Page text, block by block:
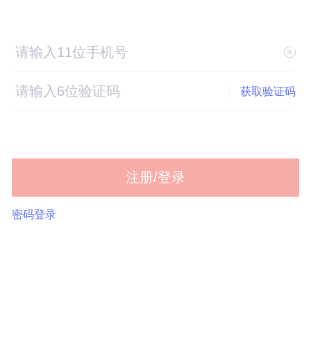
获取验证码
注册/登录
密码登录